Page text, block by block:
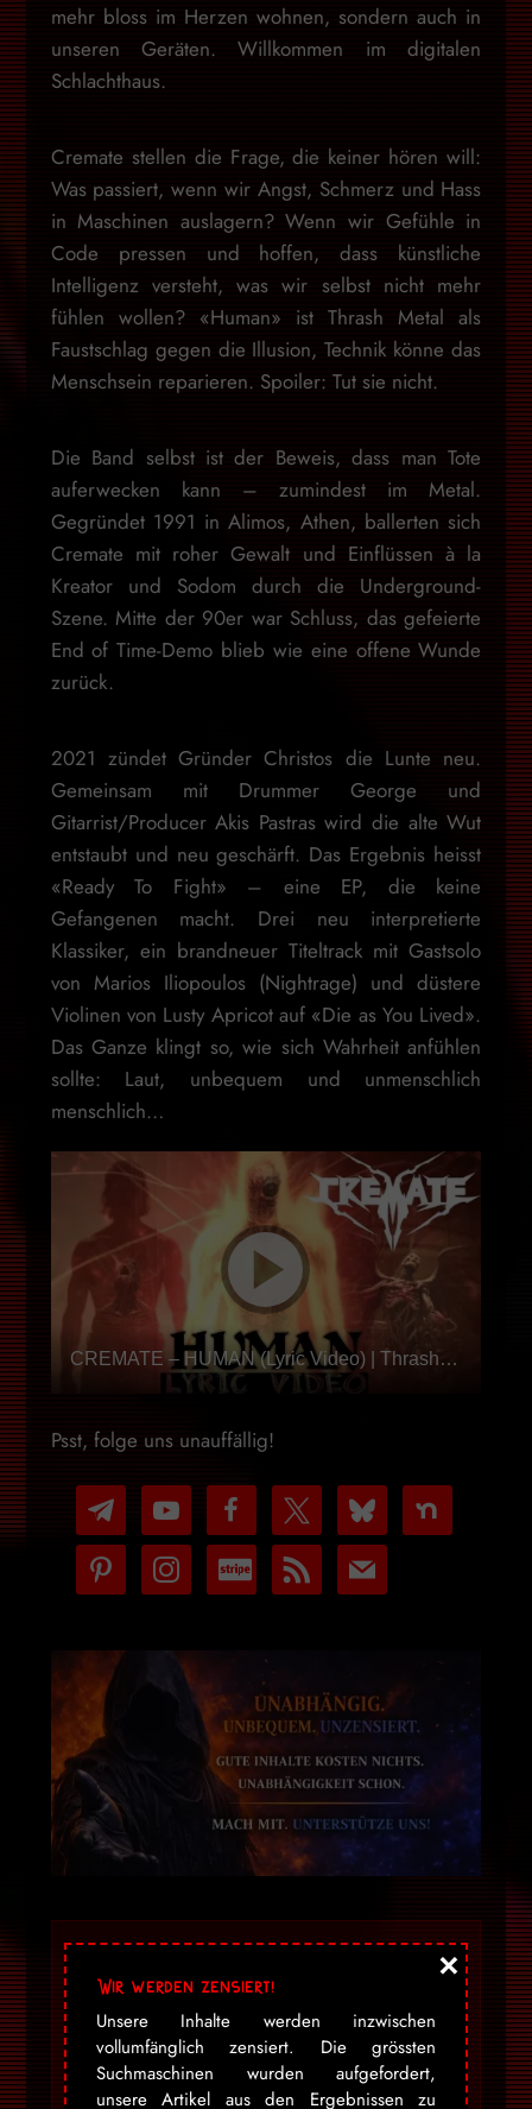
mehr bloss im Herzen wohnen, sondern auch in
unseren Geräten. Willkommen im digitalen
Schlachthaus.
Cremate stellen die Frage, die keiner hören will:
Was passiert, wenn wir Angst, Schmerz und Hass
in Maschinen auslagern? Wenn wir Gefühle in
Code pressen und hoffen, dass künstliche
Intelligenz versteht, was wir selbst nicht mehr
fühlen wollen? «Human» ist Thrash Metal als
Faustschlag gegen die Illusion, Technik könne das
Menschsein reparieren. Spoiler: Tut sie nicht.
Die Band selbst ist der Beweis, dass man Tote
auferwecken kann – zumindest im Metal.
Gegründet 1991 in Alimos, Athen, ballerten sich
Cremate mit roher Gewalt und Einflüssen à la
Kreator und Sodom durch die Underground-
Szene. Mitte der 90er war Schluss, das gefeierte
End of Time-Demo blieb wie eine offene Wunde
zurück.
2021 zündet Gründer Christos die Lunte neu.
Gemeinsam mit Drummer George und
Gitarrist/Producer Akis Pastras wird die alte Wut
entstaubt und neu geschärft. Das Ergebnis heisst
«Ready To Fight» – eine EP, die keine
Gefangenen macht. Drei neu interpretierte
Klassiker, ein brandneuer Titeltrack mit Gastsolo
von Marios Iliopoulos (Nightrage) und düstere
Violinen von Lusty Apricot auf «Die as You Lived».
Das Ganze klingt so, wie sich Wahrheit anfühlen
sollte: Laut, unbequem und unmenschlich
menschlich…
CREMATE – HUMAN (Lyric Video) | Thrash-Death Metal
Psst, folge uns unauffällig!
telegram
youtube-
play
facebook bluesky nextdoor
pinterest instagramcc-
stripe
rss mail
«Dravens Tales from
the Crypt» bezaubert
seit über 15 Jahren
mit einer
geschmacklosen
Wir werden zensiert!
Unsere Inhalte werden inzwischen
vollumfänglich zensiert. Die grössten
Suchmaschinen wurden aufgefordert,
unsere Artikel aus den Ergebnissen zu
×